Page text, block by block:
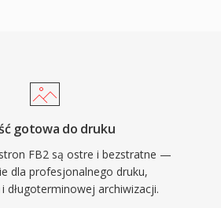
gotowa do druku
FB2 są ostre i bezstratne —
dla profesjonalnego druku,
długoterminowej archiwizacji.